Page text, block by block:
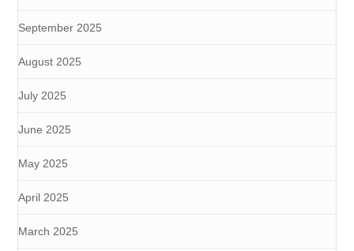
September 2025
August 2025
July 2025
June 2025
May 2025
April 2025
March 2025